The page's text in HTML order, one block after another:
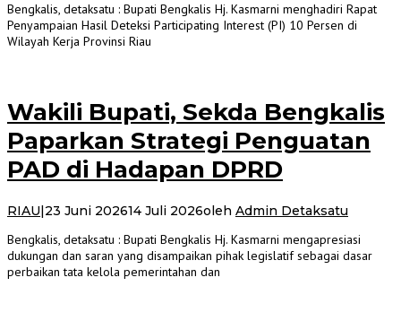
Bengkalis, detaksatu : Bupati Bengkalis Hj. Kasmarni menghadiri Rapat
Penyampaian Hasil Deteksi Participating Interest (PI) 10 Persen di
Wilayah Kerja Provinsi Riau
Wakili Bupati, Sekda Bengkalis
Paparkan Strategi Penguatan
PAD di Hadapan DPRD
RIAU|23 Juni 202614 Juli 2026oleh Admin Detaksatu
Bengkalis, detaksatu : Bupati Bengkalis Hj. Kasmarni mengapresiasi
dukungan dan saran yang disampaikan pihak legislatif sebagai dasar
perbaikan tata kelola pemerintahan dan